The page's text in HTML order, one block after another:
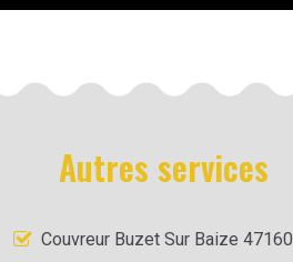
Autres services
Couvreur Buzet Sur Baize 47160